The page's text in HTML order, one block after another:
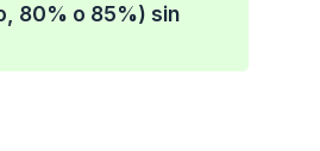
80% o 85%) sin